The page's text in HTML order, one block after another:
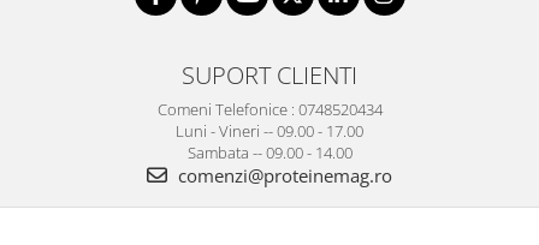
SUPORT CLIENTI
Comeni Telefonice : 0748520434
Luni - Vineri -- 09.00 - 17.00
Sambata -- 09.00 - 14.00
comenzi@proteinemag.ro